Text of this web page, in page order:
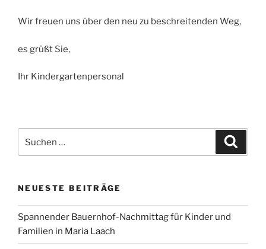
Wir freuen uns über den neu zu beschreitenden Weg,
es grüßt Sie,
Ihr Kindergartenpersonal
nach:
NEUESTE BEITRÄGE
Spannender Bauernhof-Nachmittag für Kinder und
Familien in Maria Laach